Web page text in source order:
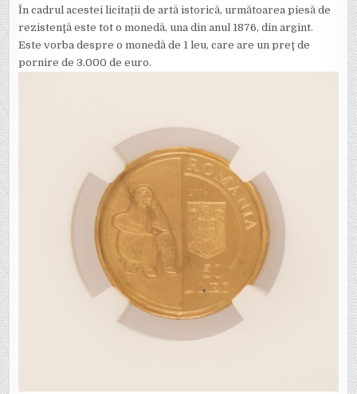
În cadrul acestei licitații de artă istorică, următoarea piesă de
rezistenţă este tot o monedă, una din anul 1876, din argint.
Este vorba despre o monedă de 1 leu, care are un preţ de
pornire de 3.000 de euro.